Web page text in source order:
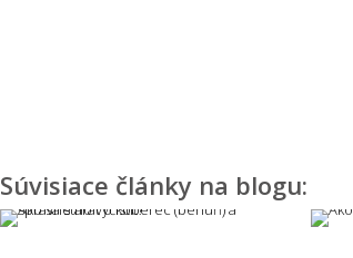
Aké sú súčasné trendy v motívoch
Súvisiace články na blogu: